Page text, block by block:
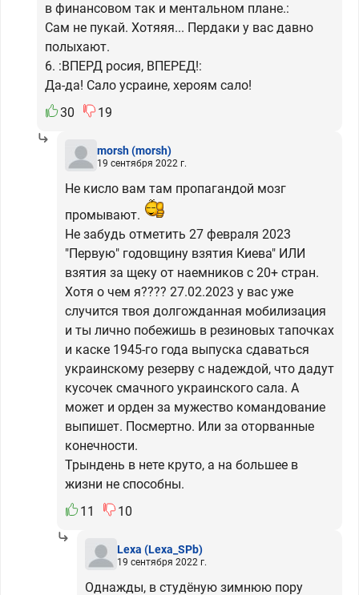
в финансовом так и ментальном плане.:
Сам не пукай. Хотяяя... Пердаки у вас давно
полыхают.
6. :ВПЕРД росия, ВПЕРЕД!:
Да-да! Сало усраине, хероям сало!
30
19
morsh(morsh)
19 сентября 2022 г.
Не кисло вам там пропагандой мозг
промывают.
Не забудь отметить 27 февраля 2023
"Первую" годовщину взятия Киева" ИЛИ
взятия за щеку от наемников с 20+ стран.
Хотя о чем я???? 27.02.2023 у вас уже
случится твоя долгожданная мобилизация
и ты лично побежишь в резиновых тапочках
и каске 1945-го года выпуска сдаваться
украинскому резерву с надеждой, что дадут
кусочек смачного украинского сала. А
может и орден за мужество командование
выпишет. Посмертно. Или за оторванные
конечности.
Трындень в нете круто, а на большее в
жизни не способны.
11
10
Lexa (Lexa_SPb)
19 сентября 2022 г.
Однажды, в студёную зимнюю пору